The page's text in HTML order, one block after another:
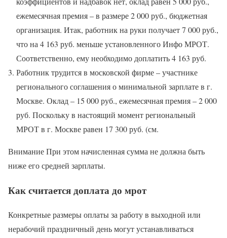
ежемесячная премия – в размере 2 000 руб., бюджетная
организация. Итак, работник на руки получает 7 000 руб.,
что на 4 163 руб. меньше установленного Инфо МРОТ.
Соответственно, ему необходимо доплатить 4 163 руб.
Работник трудится в московской фирме – участнике
регионального соглашения о минимальной зарплате в г.
Москве. Оклад – 15 000 руб., ежемесячная премия – 2 000
руб. Поскольку в настоящий момент региональный
МРОТ в г. Москве равен 17 300 руб. (см.
Внимание При этом начисленная сумма не должна быть
ниже его средней зарплаты.
Как считается доплата до мрот
Конкретные размеры оплаты за работу в выходной или
нерабочий праздничный день могут устанавливаться